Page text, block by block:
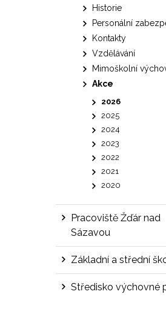
Historie
Personální
Kontakty
Vzdělávání
Mimoškolní
Akce
2026
2025
2024
2023
2022
2021
2020
Pracoviště Žďár nad
Sázavou
Základní a střední
Středisko výchovné